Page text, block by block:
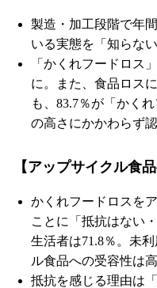
製造・加工段階で年
いる実態を「知らな
「かくれフードロス
に。また、食品ロス
も、83.7％が「かく
の高さにかかわらず
【アップサイクル食
かくれフードロスを
ことに「抵抗はない
生活者は71.8％。未
ル食品への受容性は
抵抗を感じる理由は